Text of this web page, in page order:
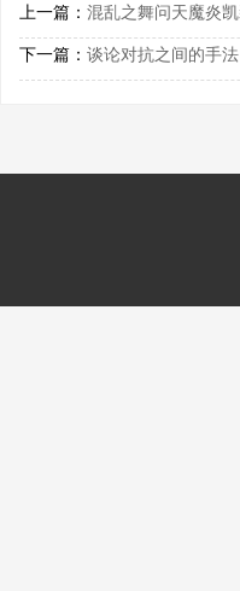
上一篇： 混乱之舞问天魔炎
下一篇： 谈论对抗之间的手法